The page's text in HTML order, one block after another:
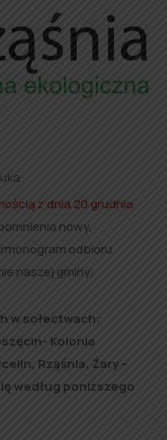
z dnia 20 grudnia
nowy,
odbioru
naszej gminy:
w sołectwach:
Kolonia
Rząśnia, Żary –
według poniższego